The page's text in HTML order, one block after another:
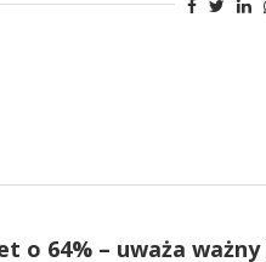
o 64% – uważa